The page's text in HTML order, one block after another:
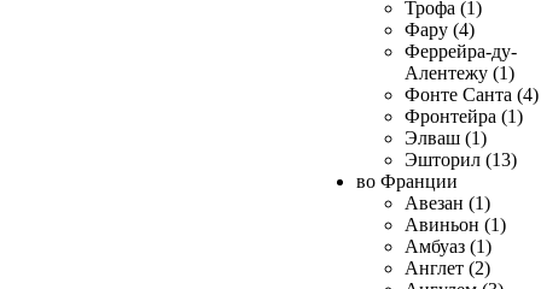
Трофа (1)
Фару (4)
Феррейра-ду-
Алентежу (1)
Фонте Санта (4)
Фронтейра (1)
Элваш (1)
Эшторил (13)
во Франции
Авезан (1)
Авиньон (1)
Амбуаз (1)
Англет (2)